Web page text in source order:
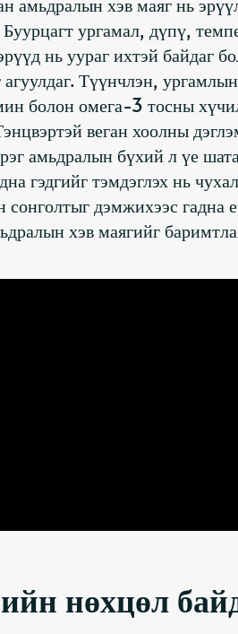
ургамал, дүпү,
нь уураг ихтэй байдаг
Түүнчлэн,
болон омега-3 тосны
веган хоолны
амьдралын бүхий л үе
гэдгийг тэмдэглэх нь
сонголтыг дэмжихээс гадна
хэв маягийг
нөхцөл